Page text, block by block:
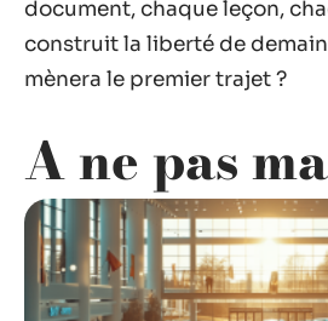
document, chaque leçon,
construit la liberté de
mènera le premier trajet ?
A ne pas